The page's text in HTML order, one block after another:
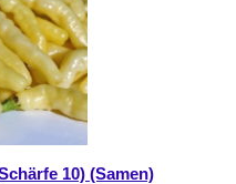
10) (Samen)